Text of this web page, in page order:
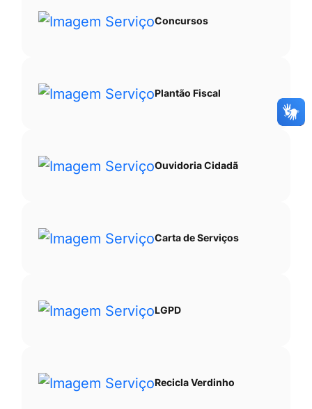
Concursos
Plantão Fiscal
Ouvidoria Cidadã
Carta de Serviços
LGPD
Recicla Verdinho